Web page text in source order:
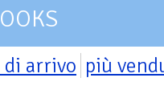
di arrivo più